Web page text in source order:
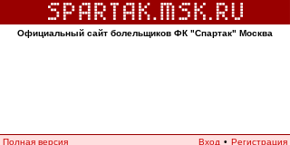
Официальный сайт болельщиков ФК "Спартак" Москва
Полная версия Вход • Регистрация